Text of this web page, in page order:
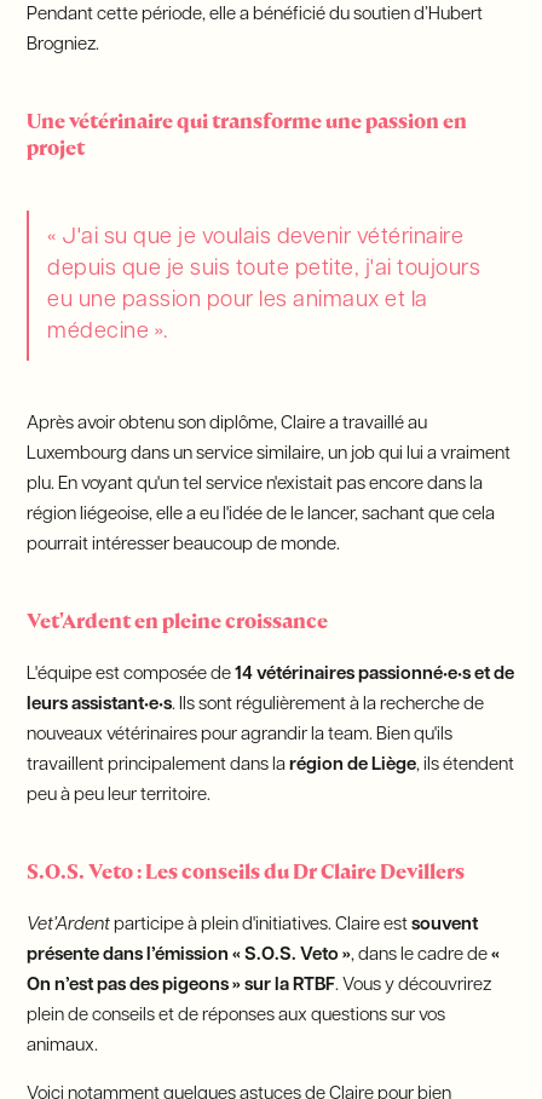
Pendant cette période, elle a bénéficié du soutien d’Hubert
Brogniez.
Une vétérinaire qui transforme une passion en
projet
« J'ai su que je voulais devenir vétérinaire
depuis que je suis toute petite, j'ai toujours
eu une passion pour les animaux et la
médecine ».
Après avoir obtenu son diplôme, Claire a travaillé au
Luxembourg dans un service similaire, un job qui lui a vraiment
plu. En voyant qu'un tel service n'existait pas encore dans la
région liégeoise, elle a eu l'idée de le lancer, sachant que cela
pourrait intéresser beaucoup de monde.
Vet'Ardent en pleine croissance
L'équipe est composée de 14 vétérinaires passionné•e•s et de
leurs assistant•e•s. Ils sont régulièrement à la recherche de
nouveaux vétérinaires pour agrandir la team. Bien qu'ils
travaillent principalement dans la région de Liège, ils étendent
peu à peu leur territoire.
S.O.S. Veto : Les conseils du Dr Claire Devillers
Vet’Ardent participe à plein d'initiatives. Claire estsouvent
présente dans l’émission « S.O.S. Veto », dans le cadre de«
On n’est pas des pigeons » sur la RTBF. Vous y découvrirez
plein de conseils et de réponses aux questions sur vos
animaux.
Voici notamment quelques astuces de Claire pour bien